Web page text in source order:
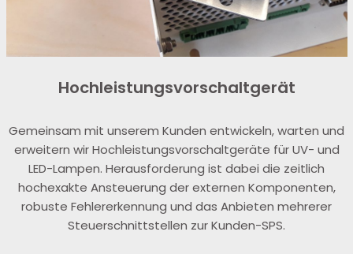
Hochleistungsvorschaltgerät
Gemeinsam mit unserem Kunden entwickeln, warten und
erweitern wir Hochleistungsvorschaltgeräte für UV- und
LED-Lampen. Herausforderung ist dabei die zeitlich
hochexakte Ansteuerung der externen Komponenten,
robuste Fehlererkennung und das Anbieten mehrerer
Steuerschnittstellen zur Kunden-SPS.